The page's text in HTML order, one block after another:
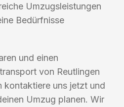
Umzugsleistungen
Bedürfnisse
und einen
von Reutlingen
kontaktiere uns jetzt und
Umzug planen. Wir